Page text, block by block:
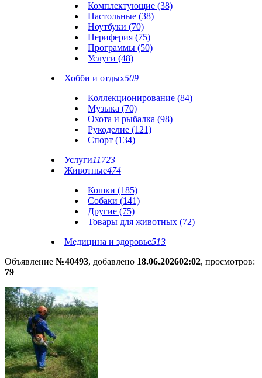
Комплектующие (38)
Настольные (38)
Ноутбуки (70)
Периферия (75)
Программы (50)
Услуги (48)
Хобби и отдых509
Коллекционирование (84)
Музыка (70)
Охота и рыбалка (98)
Рукоделие (121)
Спорт (134)
Услуги11723
Животные474
Кошки (185)
Собаки (141)
Другие (75)
Товары для животных (72)
Медицина и здоровье513
Объявление №40493, добавлено 18.06.202602:02, просмотров:
79